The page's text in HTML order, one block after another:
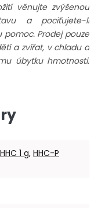
věnujte zvýšenou
a pociťujete-li
pomoc. Prodej pouze
a zvířat, v chladu a
úbytku hmotnosti.
HHC 1 g, HHC-P